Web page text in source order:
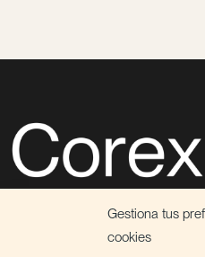
Gestiona tus
cookies
Descubre el poder de
⮡ Agencia de
⮡ Servicios de